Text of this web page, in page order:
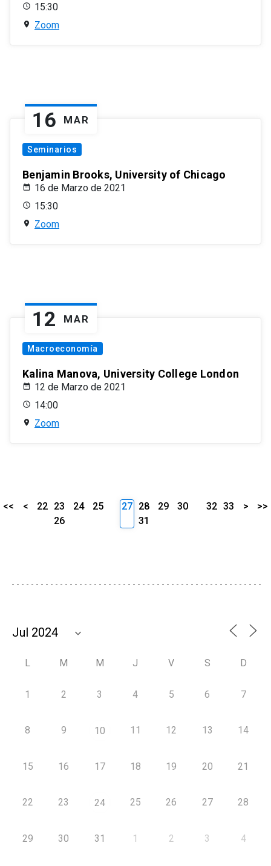
15:30
Zoom
16 MAR
Seminarios
Benjamin Brooks, University of Chicago
16 de Marzo de 2021
15:30
Zoom
12 MAR
Macroeconomía
Kalina Manova, University College London
12 de Marzo de 2021
14:00
Zoom
<< < 22 23 24
25
26
27 28 29
30
31
32 33 > >>
L M M J V S D
1 2 3 4 5 6 7
8 9 10 11 12 13 14
15 16 17 18 19 20 21
22 23 24 25 26 27 28
29 30 31 1 2 3 4